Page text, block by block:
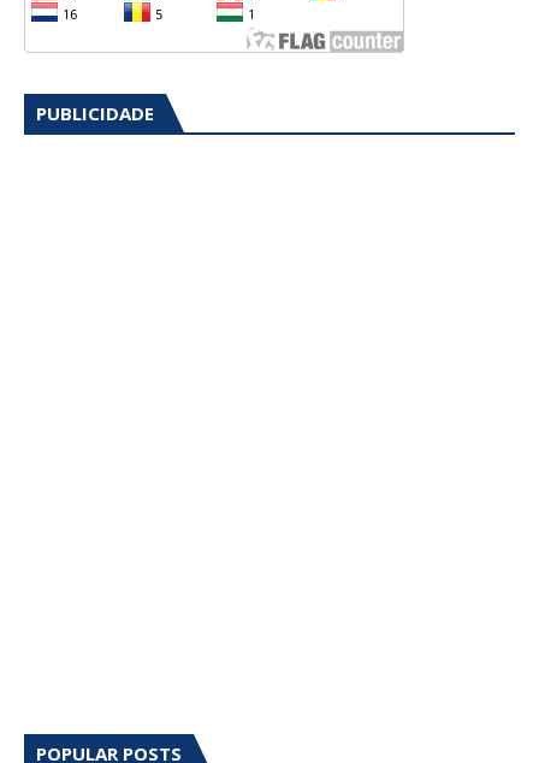
PUBLICIDADE
POPULAR POSTS